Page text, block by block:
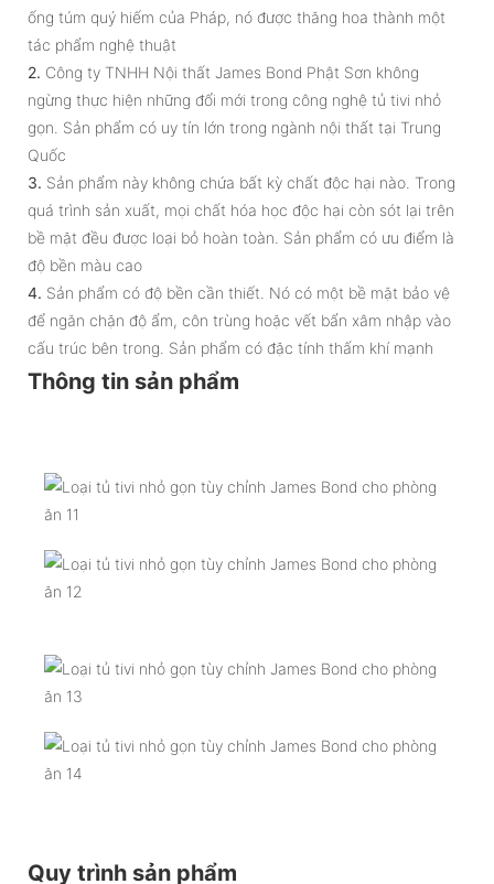
ống túm quý hiếm của Pháp, nó được thăng hoa thành một
tác phẩm nghệ thuật
2. Công ty TNHH Nội thất James Bond Phật Sơn không
ngừng thực hiện những đổi mới trong công nghệ tủ tivi nhỏ
gọn. Sản phẩm có uy tín lớn trong ngành nội thất tại Trung
Quốc
3. Sản phẩm này không chứa bất kỳ chất độc hại nào. Trong
quá trình sản xuất, mọi chất hóa học độc hại còn sót lại trên
bề mặt đều được loại bỏ hoàn toàn. Sản phẩm có ưu điểm là
độ bền màu cao
4. Sản phẩm có độ bền cần thiết. Nó có một bề mặt bảo vệ
để ngăn chặn độ ẩm, côn trùng hoặc vết bẩn xâm nhập vào
cấu trúc bên trong. Sản phẩm có đặc tính thấm khí mạnh
Thông tin sản phẩm
Quy trình sản phẩm